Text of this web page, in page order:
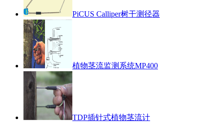
PiCUS Calliper树干测径器
植物茎流监测系统MP400
TDP插针式植物茎流计